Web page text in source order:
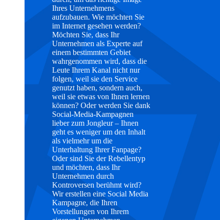
Ihres Unternehmens
aufzubauen. Wie möchten Sie
im Internet gesehen werden?
Möchten Sie, dass Ihr
Unternehmen als Experte auf
einem bestimmten Gebiet
wahrgenommen wird, dass die
Leute Ihrem Kanal nicht nur
folgen, weil sie den Service
genutzt haben, sondern auch,
weil sie etwas von Ihnen lernen
können? Oder werden Sie dank
Social-Media-Kampagnen
lieber zum Jongleur – Ihnen
geht es weniger um den Inhalt
als vielmehr um die
Unterhaltung Ihrer Fanpage?
Oder sind Sie der Rebellentyp
und möchten, dass Ihr
Unternehmen durch
Kontroversen berühmt wird?
Wir erstellen eine Social Media
Kampagne, die Ihren
Vorstellungen von Ihrem